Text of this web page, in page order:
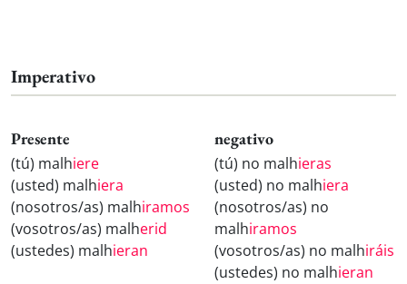
Imperativo
Presente
(tú) malhiere
(usted) malhiera
(nosotros/as) malhiramos
(vosotros/as) malherid
(ustedes) malhieran
negativo
(tú) no malhieras
(usted) no malhiera
(nosotros/as) no
malhiramos
(vosotros/as) no malhiráis
(ustedes) no malhieran